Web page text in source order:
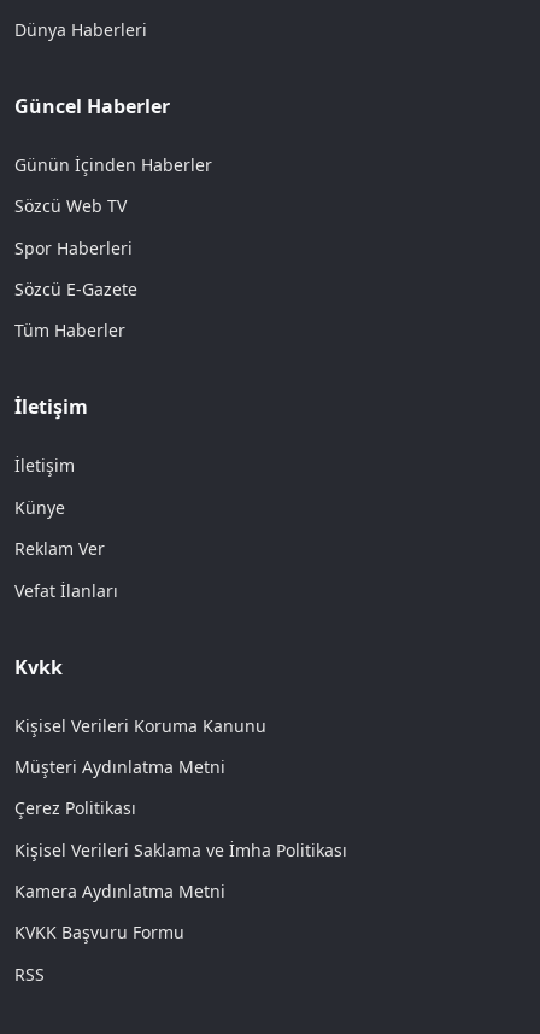
Dünya Haberleri
Güncel Haberler
Günün İçinden Haberler
Sözcü Web TV
Spor Haberleri
Sözcü E-Gazete
Tüm Haberler
İletişim
İletişim
Künye
Reklam Ver
Vefat İlanları
Kvkk
Kişisel Verileri Koruma Kanunu
Müşteri Aydınlatma Metni
Çerez Politikası
Kişisel Verileri Saklama ve İmha Politikası
Kamera Aydınlatma Metni
KVKK Başvuru Formu
RSS